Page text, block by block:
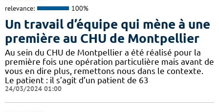
relevance: 100%
Un travail d’équipe qui mène à une
première au CHU de Montpellier
Au sein du CHU de Montpellier a été réalisé pour la
première fois une opération particulière mais avant de
vous en dire plus, remettons nous dans le contexte.
Le patient : il s’agit d’un patient de 63
24/03/2024 01:00